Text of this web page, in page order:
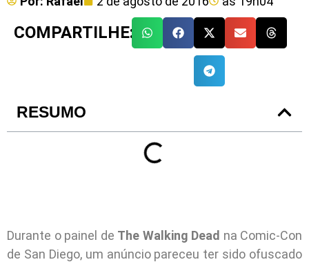
COMPARTILHE:
RESUMO
Durante o painel de The Walking Dead na Comic-Con
de San Diego, um anúncio pareceu ter sido ofuscado